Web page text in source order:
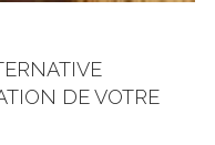
DE VOTRE